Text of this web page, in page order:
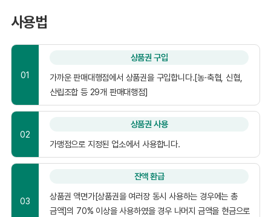
사용법
01
상품권 구입
가까운 판매대행점에서 상품권을 구입합니다.[농·축협, 신협,
산립조합 등 29개 판매대행점]
02
상품권 사용
가맹점으로 지정된 업소에서 사용합니다.
03
잔액 환급
상품권 액면가[상품권을 여러장 동시 사용하는 경우에는 총
금액]의 70% 이상을 사용하였을 경우 나머지 금액을 현금으로